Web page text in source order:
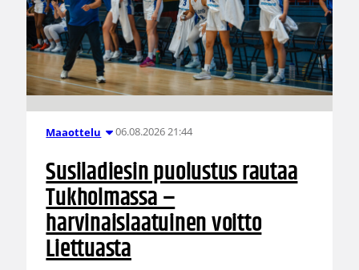
Maaottelu 06.08.2026 21:44
Susiladiesin puolustus rautaa
Tukholmassa –
harvinaislaatuinen voitto
Liettuasta